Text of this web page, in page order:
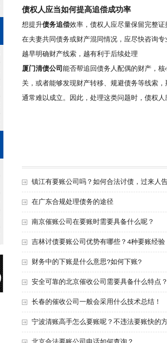
债权人应当如何提高追偿成功率
想提升债务追偿效率，债权人应尽量保留完整
在夫妻共同债务或财产混同情况，应尽快咨询
越早明确财产线索，越有利于后续处理
厦门清债公司 能否帮追回债务人配偶的财产，
关，或者能够发现财产转移、规避债务等线索
通常难以成立。因此，处理这类问题时，债权
镇江有要账公司吗？如何合法讨债，过来人
在广东合规处理债务的途径
南京催账公司在要账时需要具备什么呢？
吉林讨债要账公司优势有哪些？4种要账经验
财务中的下账是什么意思?如何下账?
安全可靠的北京催收公司需要具备什么特点
长春的催收公司一般会采用什么技术总结！
宁波清账高手怎么要账呢？不违法要账快的方